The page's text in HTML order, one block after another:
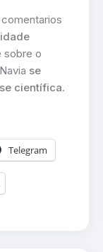
sobre o
se
científica.
Telegram